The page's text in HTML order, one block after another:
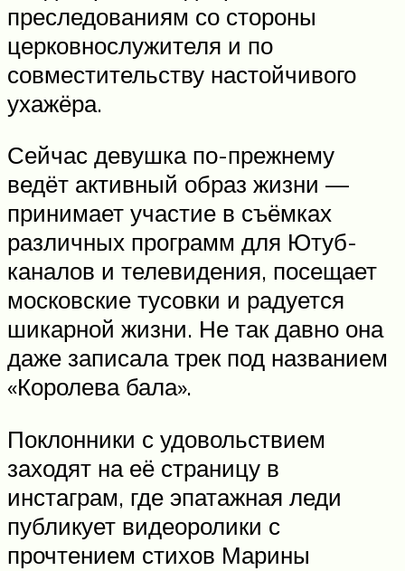
преследованиям со стороны
церковнослужителя и по
совместительству настойчивого
ухажёра.
Сейчас девушка по-прежнему
ведёт активный образ жизни —
принимает участие в съёмках
различных программ для Ютуб-
каналов и телевидения, посещает
московские тусовки и радуется
шикарной жизни. Не так давно она
даже записала трек под названием
«Королева бала».
Поклонники с удовольствием
заходят на её страницу в
инстаграм, где эпатажная леди
публикует видеоролики с
прочтением стихов Марины